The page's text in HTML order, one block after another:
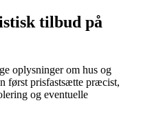
tilbud på
oplysninger om hus og
først prisfastsætte præcist,
og eventuelle